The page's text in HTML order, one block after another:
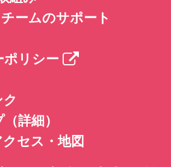
チームのサポート
ポリシー
詳細）
セス・地図